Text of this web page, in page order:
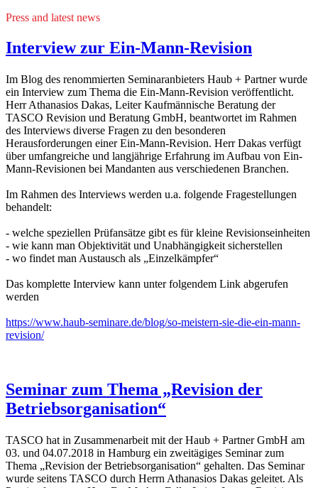
Press and latest news
Interview zur Ein-Mann-Revision
Im Blog des renommierten Seminaranbieters Haub + Partner wurde
ein Interview zum Thema die Ein-Mann-Revision veröffentlicht.
Herr Athanasios Dakas, Leiter Kaufmännische Beratung der
TASCO Revision und Beratung GmbH, beantwortet im Rahmen
des Interviews diverse Fragen zu den besonderen
Herausforderungen einer Ein-Mann-Revision. Herr Dakas verfügt
über umfangreiche und langjährige Erfahrung im Aufbau von Ein-
Mann-Revisionen bei Mandanten aus verschiedenen Branchen.
Im Rahmen des Interviews werden u.a. folgende Fragestellungen
behandelt:
- welche speziellen Prüfansätze gibt es für kleine Revisionseinheiten
- wie kann man Objektivität und Unabhängigkeit sicherstellen
- wo findet man Austausch als „Einzelkämpfer“
Das komplette Interview kann unter folgendem Link abgerufen
werden
https://www.haub-seminare.de/blog/so-meistern-sie-die-ein-mann-
revision/
Seminar zum Thema „Revision der
Betriebsorganisation“
TASCO hat in Zusammenarbeit mit der Haub + Partner GmbH am
03. und 04.07.2018 in Hamburg ein zweitägiges Seminar zum
Thema „Revision der Betriebsorganisation“ gehalten. Das Seminar
wurde seitens TASCO durch Herrn Athanasios Dakas geleitet. Als